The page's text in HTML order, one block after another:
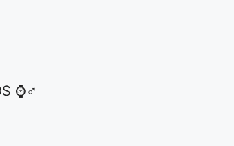
⌚♂